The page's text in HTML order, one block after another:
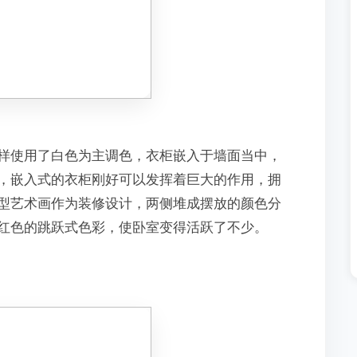
用了白色为主调色，衣柜嵌入于墙面当中，
嵌入式的衣柜刚好可以发挥着巨大的作用，拥
艺术画作为装修设计，两侧堆成摆放的颜色分
的跳跃式色彩，使卧室变得活跃了不少。